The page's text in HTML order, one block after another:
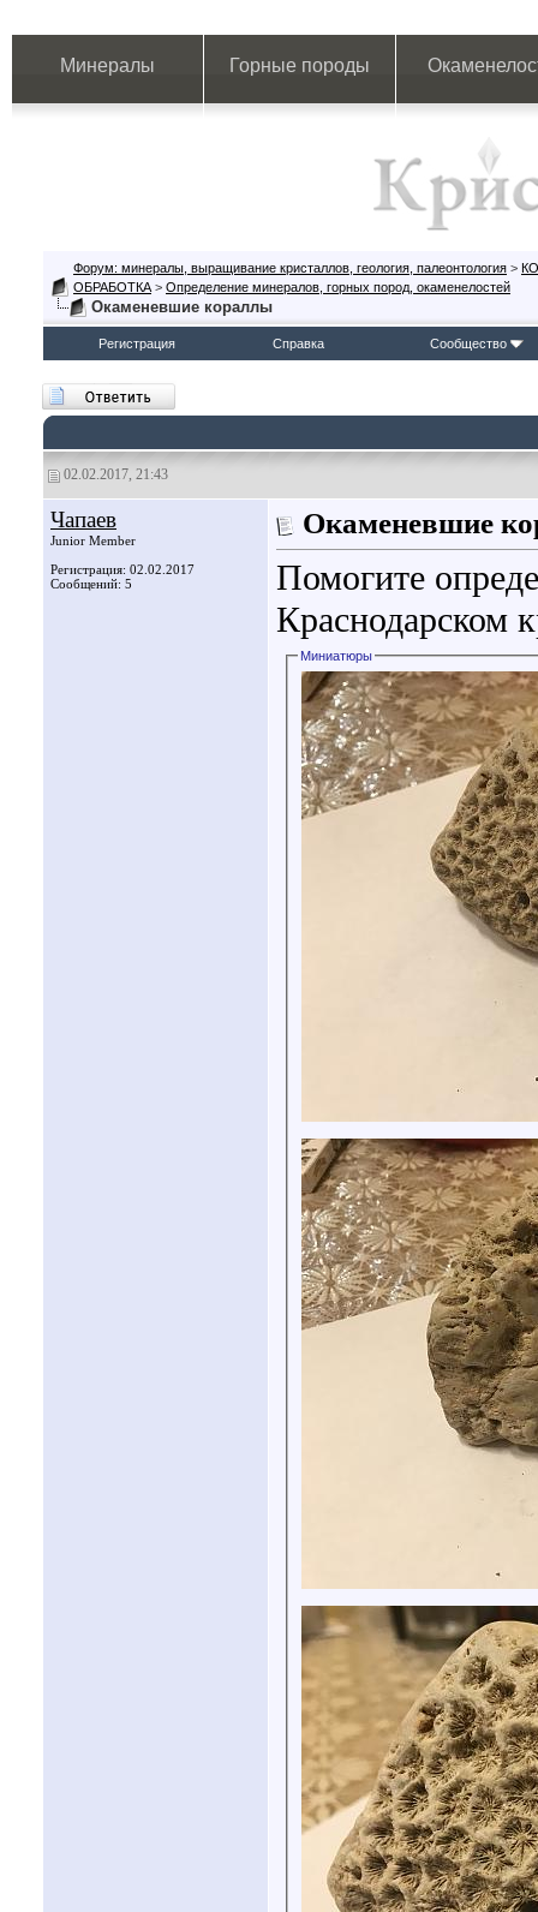
Минералы Горные породы
Форум: минералы, выращивание кристаллов, геология, палеонтология >
ОБРАБОТКА > Определение минералов, горных пород, окаменелостей
Окаменевшие кораллы
Регистрация Справка Сообщество
02.02.2017, 21:43
Чапаев
Junior Member
Регистрация: 02.02.2017
Сообщений: 5
Окаменевшие
Помогите
Краснодарском
Миниатюры